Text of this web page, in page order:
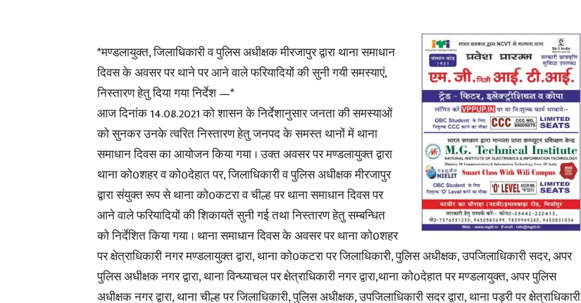
News,
Latest
News
*मण्डलायुक्त, जिलाधिकारी व पुलिस अधीक्षक मीरजापुर द्वारा थाना समाधान
दिवस के अवसर पर थाने पर आने वाले फरियादियों की सुनी गयी समस्याएं,
निस्तारण हेतु दिया गया निर्देश —*
आज दिनांक 14.08.2021 को शासन के निर्देशानुसार जनता की समस्याओं
को सुनकर उनके त्वरित निस्तारण हेतु जनपद के समस्त थानों में थाना
समाधान दिवस का आयोजन किया गया । उक्त अवसर पर मण्डलायुक्त द्वारा
थाना को0शहर व को0देहात पर, जिलाधिकारी व पुलिस अधीक्षक मीरजापुर
द्वारा संयुक्त रूप से थाना को0कटरा व चील्ह पर थाना समाधान दिवस पर
आने वाले फरियादियों की शिकायतें सुनी गई तथा निस्तारण हेतु सम्बन्धित
को निर्देशित किया गया । थाना समाधान दिवस के अवसर पर थाना को0शहर
पर क्षेत्राधिकारी नगर मण्डलायुक्त द्वारा, थाना को0कटरा पर जिलाधिकारी, पुलिस अधीक्षक, उपजिलाधिकारी सदर, अपर
पुलिस अधीक्षक नगर द्वारा, थाना विन्ध्याचल पर क्षेत्राधिकारी नगर द्वारा,थाना को0देहात पर मण्डलायुक्त, अपर पुलिस
अधीक्षक नगर द्वारा, थाना चील्ह पर जिलाधिकारी, पुलिस अधीक्षक, उपजिलाधिकारी सदर द्वारा, थाना पड़री पर क्षेत्राधिकारी